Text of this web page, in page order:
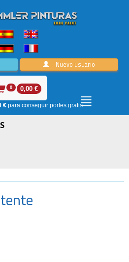
Nuevo usuario
0 0,00 €
€ para conseguir portes gratis